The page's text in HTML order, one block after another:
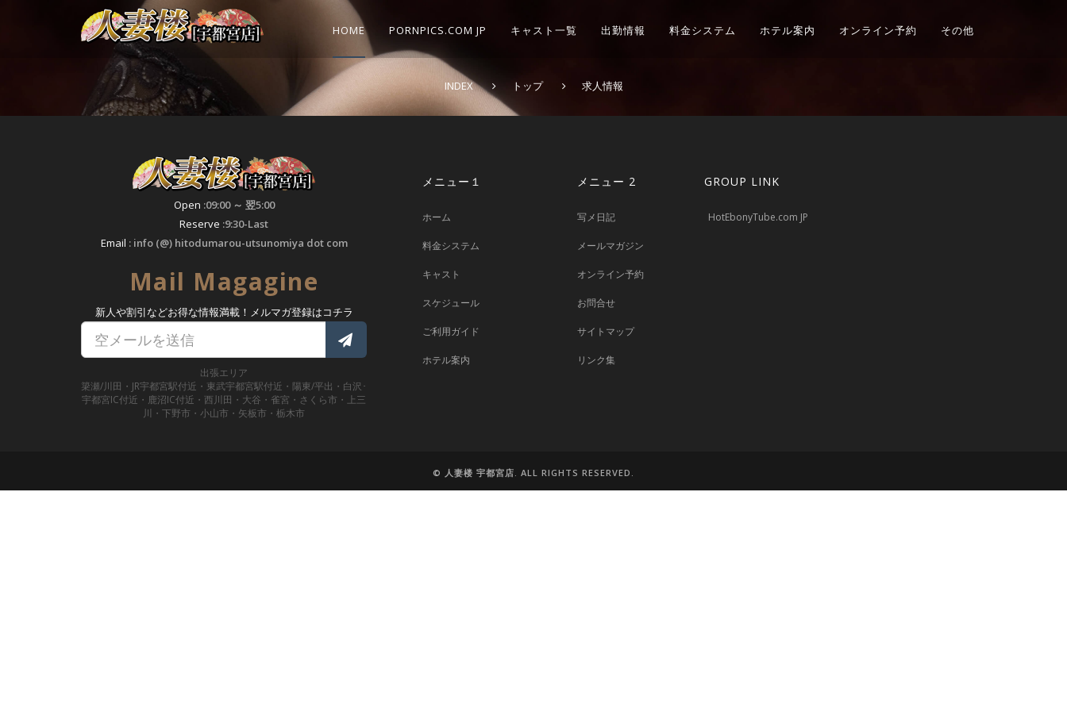
HOME PORNPICS.COM JP キャスト一覧 出勤情報 料金システム ホテル案内 オンライン予約 その他
INDEX トップ 求人情報
Open :09:00 ～ 翌5:00
Reserve :9:30-Last
Email : info (@) hitodumarou-utsunomiya dot com
Mail Magagine
新人や割引などお得な情報満載！メルマガ登録はコチラ
出張エリア
簗瀬/川田・JR宇都宮駅付近・東武宇都宮駅付近・陽東/平出・白沢･
宇都宮IC付近・鹿沼IC付近・西川田・大谷・雀宮・さくら市・上三
川・下野市・小山市・矢板市・栃木市
メニュー１
ホーム
料金システム
キャスト
スケジュール
ご利用ガイド
ホテル案内
メニュー 2
写メ日記
メールマガジン
オンライン予約
お問合せ
サイトマップ
リンク集
GROUP LINK
HotEbonyTube.com JP
© 人妻楼 宇都宮店. ALL RIGHTS RESERVED.